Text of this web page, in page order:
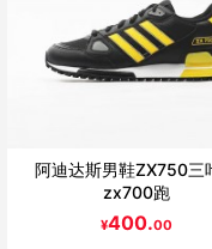
阿迪达斯男鞋ZX750三
zx700跑
¥400.00